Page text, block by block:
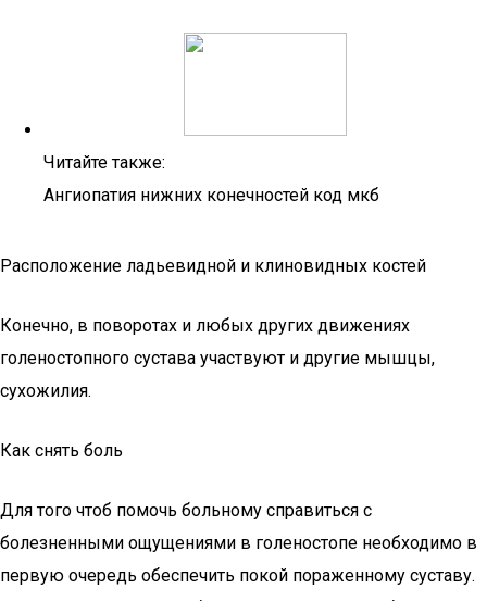
Читайте также:
Ангиопатия нижних конечностей код мкб
Расположение ладьевидной и клиновидных костей
Конечно, в поворотах и любых других движениях
голеностопного сустава участвуют и другие мышцы,
сухожилия.
Как снять боль
Для того чтоб помочь больному справиться с
болезненными ощущениями в голеностопе необходимо в
первую очередь обеспечить покой пораженному суставу.